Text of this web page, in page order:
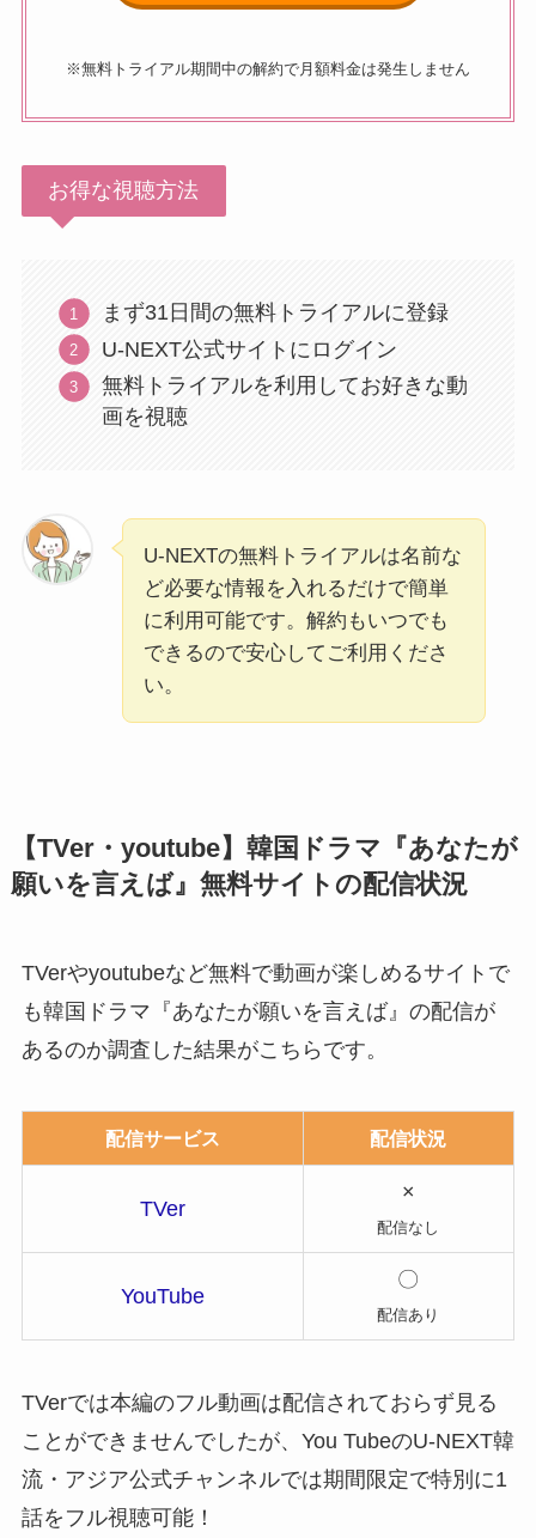
※無料トライアル期間中の解約で月額料金は発生しません
お得な視聴方法
まず31日間の無料トライアルに登録
U-NEXT公式サイトにログイン
無料トライアルを利用してお好きな動
画を視聴
U-NEXTの無料トライアルは名前な
ど必要な情報を入れるだけで簡単
に利用可能です。解約もいつでも
できるので安心してご利用くださ
い。
【TVer・youtube】韓国ドラマ『あなたが
願いを言えば』無料サイトの配信状況
TVerやyoutubeなど無料で動画が楽しめるサイトで
も韓国ドラマ『あなたが願いを言えば』の配信が
あるのか調査した結果がこちらです。
配信サービス 配信状況
TVer
×
配信なし
YouTube
〇
配信あり
TVerでは本編のフル動画は配信されておらず見る
ことができませんでしたが、You TubeのU-NEXT韓
流・アジア公式チャンネルでは期間限定で特別に1
話をフル視聴可能！